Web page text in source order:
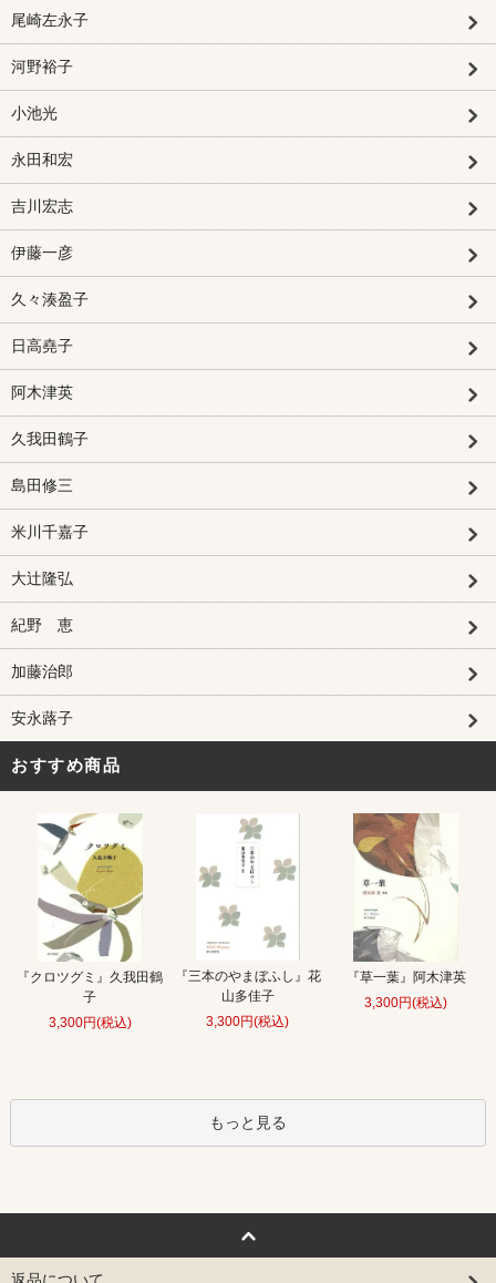
尾崎左永子
河野裕子
小池光
永田和宏
吉川宏志
伊藤一彦
久々湊盈子
日高堯子
阿木津英
久我田鶴子
島田修三
米川千嘉子
大辻隆弘
紀野 恵
加藤治郎
安永蕗子
おすすめ商品
『クロツグミ』久我田鶴
子
3,300円(税込)
『三本のやまぼふし』花
山多佳子
3,300円(税込)
『草一葉』阿木津英
3,300円(税込)
もっと見る